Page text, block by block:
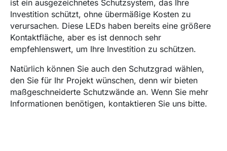
ist ein ausgezeichnetes Schutzsystem, das Ihre
Investition schützt, ohne übermäßige Kosten zu
verursachen. Diese LEDs haben bereits eine größere
Kontaktfläche, aber es ist dennoch sehr
empfehlenswert, um Ihre Investition zu schützen.
Natürlich können Sie auch den Schutzgrad wählen,
den Sie für Ihr Projekt wünschen, denn wir bieten
maßgeschneiderte Schutzwände an. Wenn Sie mehr
Informationen benötigen, kontaktieren Sie uns bitte.